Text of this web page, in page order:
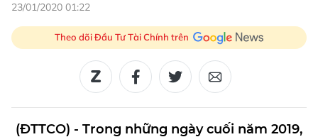
23/01/2020 01:22
Theo dõi Đầu Tư Tài Chính trên
(ĐTTCO) - Trong những ngày cuối năm 2019,